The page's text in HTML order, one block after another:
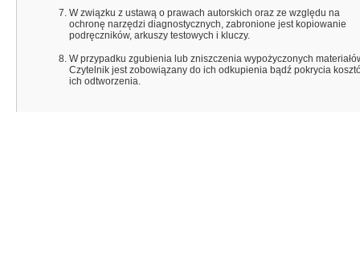
W związku z ustawą o prawach autorskich oraz ze względu na
ochronę narzędzi diagnostycznych, zabronione jest kopiowanie
podręczników, arkuszy testowych i kluczy.
W przypadku zgubienia lub zniszczenia wypożyczonych
Czytelnik jest zobowiązany do ich odkupienia bądź pokrycia
ich odtworzenia.